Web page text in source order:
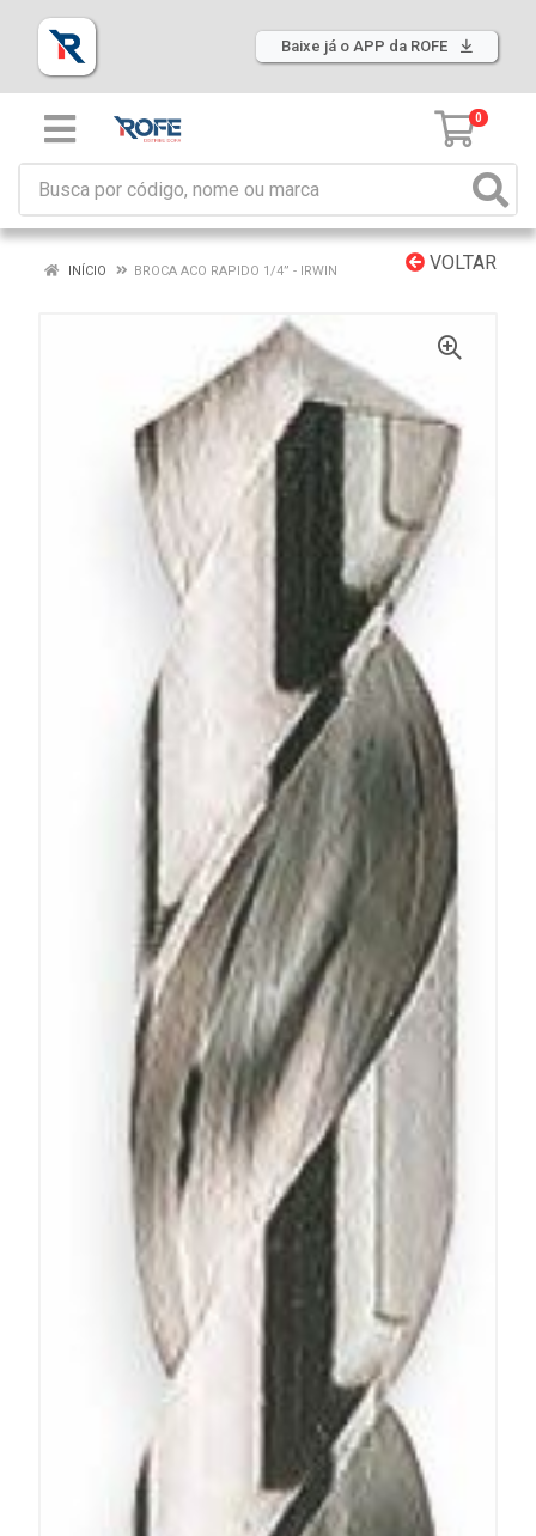
Baixe já o APP da ROFE
0
VOLTAR
INÍCIO BROCA ACO RAPIDO 1/4” - IRWIN